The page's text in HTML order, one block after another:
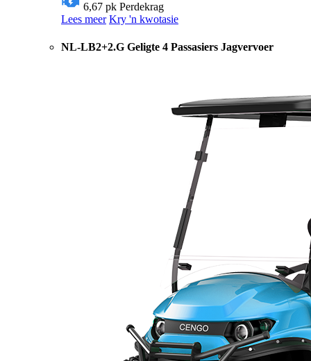
6,67 pk Perdekrag
Lees meer Kry 'n kwotasie
NL-LB2+2.G Geligte 4 Passasiers Jagvervoer